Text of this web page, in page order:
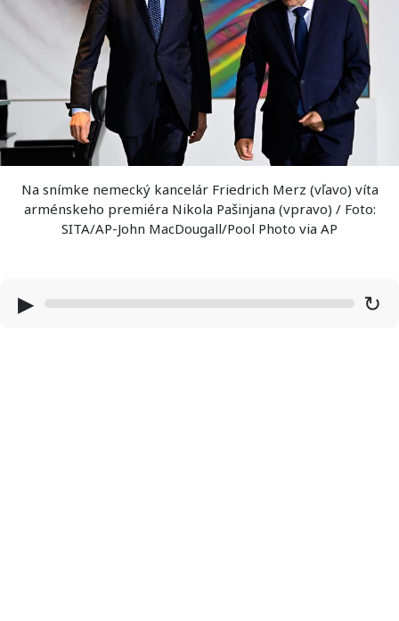
Na snímke nemecký kancelár Friedrich Merz (vľavo) víta
arménskeho premiéra Nikola Pašinjana (vpravo) / Foto:
SITA/AP-John MacDougall/Pool Photo via AP
▶ ↻